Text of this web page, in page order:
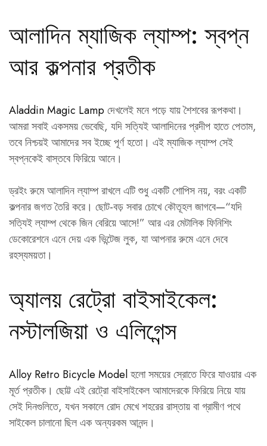
আলাদিন ম্যাজিক ল্যাম্প: স্বপ্ন
আর কল্পনার প্রতীক
Aladdin Magic Lamp দেখলেই মনে পড়ে যায় শৈশবের রূপকথা।
আমরা সবাই একসময় ভেবেছি, যদি সত্যিই আলাদিনের প্রদীপ হাতে পেতাম,
তবে নিশ্চয়ই আমাদের সব ইচ্ছে পূর্ণ হতো। এই ম্যাজিক ল্যাম্প সেই
স্বপ্নকেই বাস্তবে ফিরিয়ে আনে।
ড্রইং রুমে আলাদিন ল্যাম্প রাখলে এটি শুধু একটি শোপিস নয়, বরং একটি
কল্পনার জগত তৈরি করে। ছোট-বড় সবার চোখে কৌতূহল জাগবে—“যদি
সত্যিই ল্যাম্প থেকে জিন বেরিয়ে আসে!” আর এর মেটালিক ফিনিশিং
ডেকোরেশনে এনে দেয় এক ভিন্টেজ লুক, যা আপনার রুমে এনে দেবে
রহস্যময়তা।
অ্যালয় রেট্রো বাইসাইকেল:
নস্টালজিয়া ও এলিগেন্স
Alloy Retro Bicycle Modelহলো সময়ের স্রোতে ফিরে যাওয়ার এক
মূর্ত প্রতীক। ছোট্ট এই রেট্রো বাইসাইকেল আমাদেরকে ফিরিয়ে নিয়ে যায়
সেই দিনগুলিতে, যখন সকালে রোদ মেখে শহরের রাস্তায় বা গ্রামীণ পথে
সাইকেল চালানো ছিল এক অন্যরকম আনন্দ।